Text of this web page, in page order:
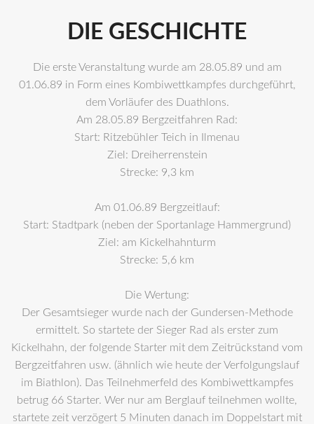
DIE GESCHICHTE
Die erste Veranstaltung wurde am 28.05.89 und am
01.06.89 in Form eines Kombiwettkampfes durchgeführt,
dem Vorläufer des Duathlons.
Am 28.05.89 Bergzeitfahren Rad:
Start: Ritzebühler Teich in Ilmenau
Ziel: Dreiherrenstein
Strecke: 9,3 km
Am 01.06.89 Bergzeitlauf:
Start: Stadtpark (neben der Sportanlage Hammergrund)
Ziel: am Kickelhahnturm
Strecke: 5,6 km
Die Wertung:
Der Gesamtsieger wurde nach der Gundersen-Methode
ermittelt. So startete der Sieger Rad als erster zum
Kickelhahn, der folgende Starter mit dem Zeitrückstand vom
Bergzeitfahren usw. (ähnlich wie heute der Verfolgungslauf
im Biathlon). Das Teilnehmerfeld des Kombiwettkampfes
betrug 66 Starter. Wer nur am Berglauf teilnehmen wollte,
startete zeit verzögert 5 Minuten danach im Doppelstart mit